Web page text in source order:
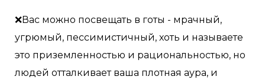
❌Вас можно посвещать в готы - мрачный,
угрюмый, пессимистичный, хоть и называете
это приземленностью и рациональностью, но
людей отталкивает ваша плотная аура, и